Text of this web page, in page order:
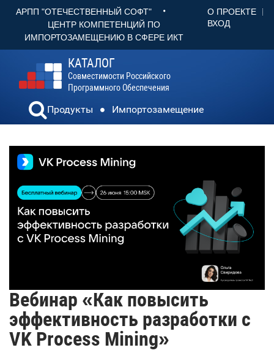
АРПП "ОТЕЧЕСТВЕННЫЙ СОФТ" •
ЦЕНТР КОМПЕТЕНЦИЙ ПО
ИМПОРТОЗАМЕЩЕНИЮ В СФЕРЕ ИКТ
О ПРОЕКТЕ
ВХОД
КАТАЛОГ
Совместимости Российского
Программного Обеспечения
Продукты Импортозамещение
Вебинар «Как повысить
эффективность разработки с
VK Process Mining»